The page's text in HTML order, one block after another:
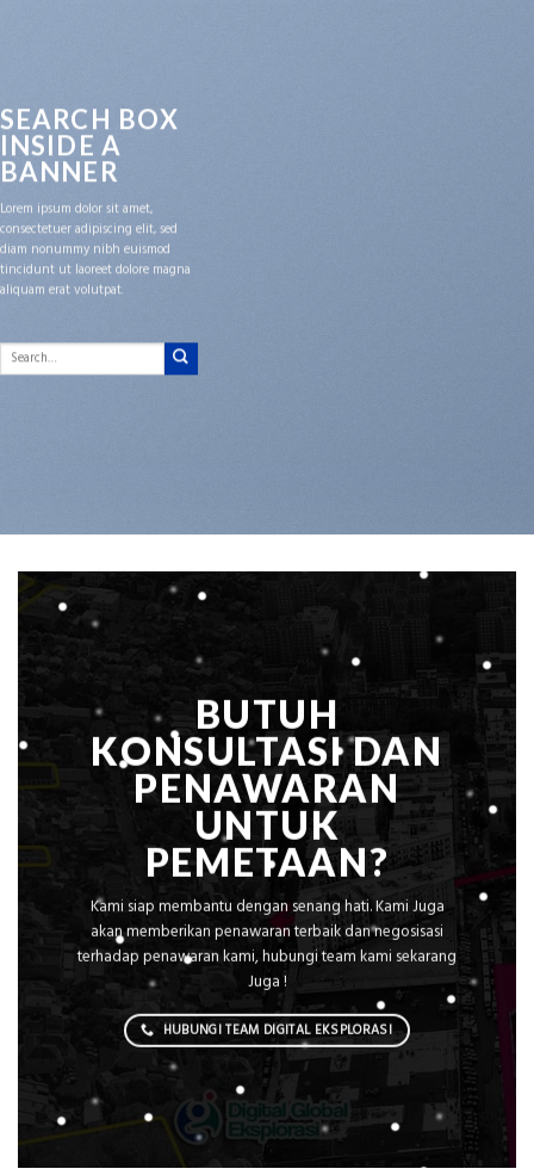
SEARCH BOX
INSIDE A
BANNER
Lorem ipsum dolor sit amet,
consectetuer adipiscing elit, sed
diam nonummy nibh euismod
tincidunt ut laoreet dolore magna
aliquam erat volutpat.
Search
for:
BUTUH
KONSULTASI DAN
PENAWARAN
UNTUK
PEMETAAN?
Kami siap membantu dengan senang hati. Kami Juga
akan memberikan penawaran terbaik dan negosisasi
terhadap penawaran kami, hubungi team kami sekarang
Juga !
HUBUNGI TEAM DIGITAL EKSPLORASI